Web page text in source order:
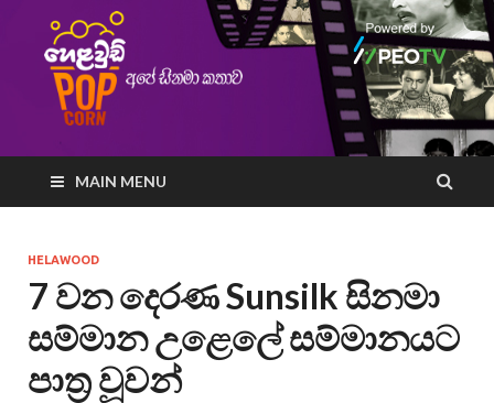
MAIN MENU
HELAWOOD
7 වන දෙරණ Sunsilk සිනමා
සම්මාන උළෙලේ සම්මානයට
පාත්‍ර වූවන්